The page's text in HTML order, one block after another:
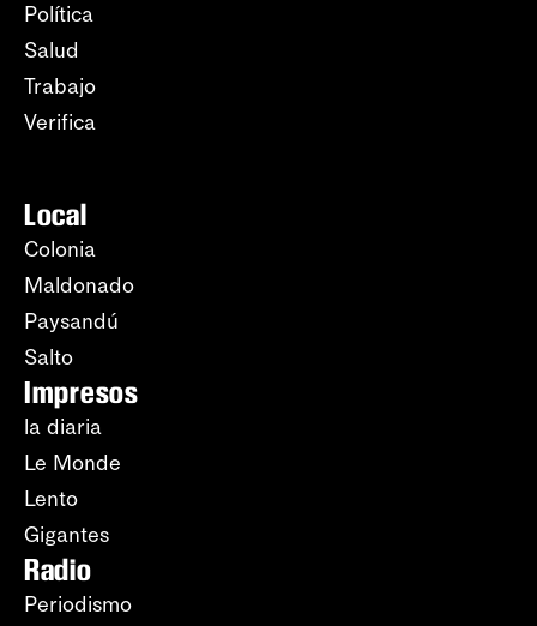
Política
Salud
Trabajo
Verifica
Local
Colonia
Maldonado
Paysandú
Salto
Impresos
la diaria
Le Monde
Lento
Gigantes
Radio
Periodismo